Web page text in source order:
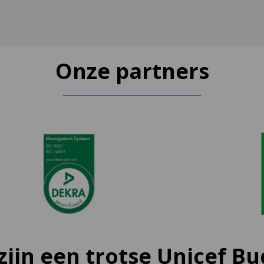
Onze partners
een trotse Unicef